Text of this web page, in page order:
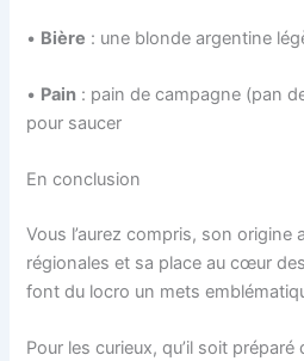
• Bière : une blonde argentine
• Pain : pain de campagne (pan
pour saucer
En conclusion
Vous l’aurez compris, son origine
régionales et sa place au cœur
font du locro un mets
Pour les curieux, qu’il soit